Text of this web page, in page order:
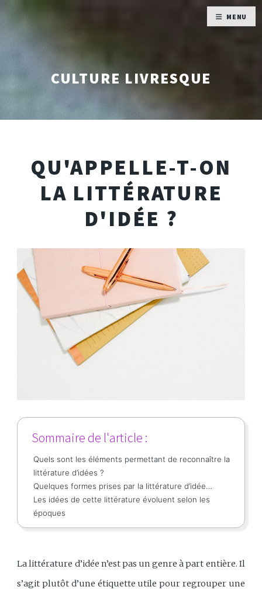
CULTURE LIVRESQUE
QU'APPELLE-T-ON
LA LITTÉRATURE
D'IDÉE ?
Sommaire de l'article :
Quels sont les éléments permettant de reconnaître la
littérature d’idées ?
Quelques formes prises par la littérature d’idée…
Les idées de cette littérature évoluent selon les
époques
La littérature d’idée n’est pas un genre à part entière. Il
s’agit plutôt d’une étiquette utile pour regrouper une
MENU